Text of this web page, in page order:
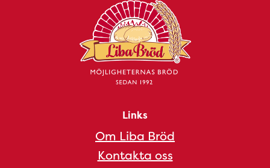
Links
Om Liba Bröd
Kontakta oss